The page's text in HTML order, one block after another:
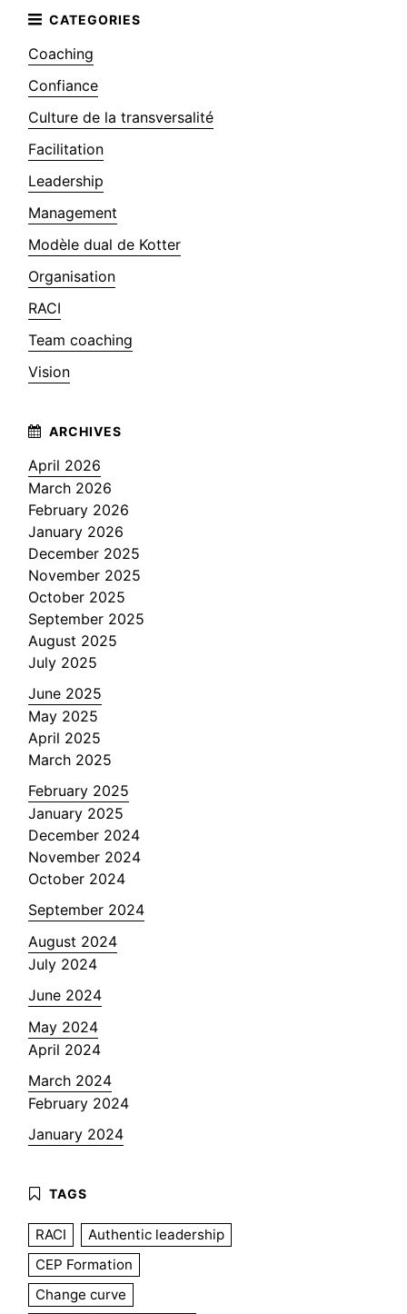
Coaching
Confiance
Culture de la transversalité
Facilitation
Leadership
Management
Modèle dual de Kotter
Organisation
RACI
Team coaching
Vision
April 2026
March 2026
February 2026
January 2026
December 2025
November 2025
October 2025
September 2025
August 2025
July 2025
June 2025
May 2025
April 2025
March 2025
February 2025
January 2025
December 2024
November 2024
October 2024
September 2024
August 2024
July 2024
June 2024
May 2024
April 2024
March 2024
February 2024
January 2024
RACI
Authentic leadership
CEP Formation
Change curve